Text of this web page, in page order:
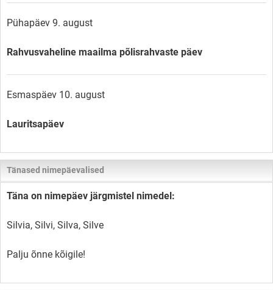
Pühapäev 9. august
Rahvusvaheline maailma põlisrahvaste päev
Esmaspäev 10. august
Lauritsapäev
Tänased nimepäevalised
Täna on nimepäev järgmistel nimedel:
Silvia, Silvi, Silva, Silve
Palju õnne kõigile!